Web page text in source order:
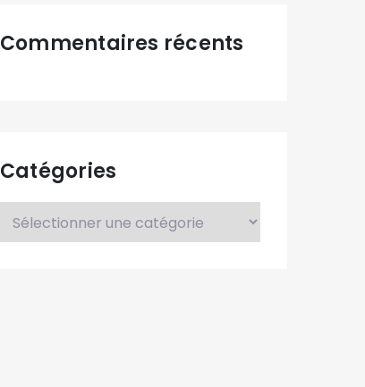
Commentaires récents
Catégories
Catégories